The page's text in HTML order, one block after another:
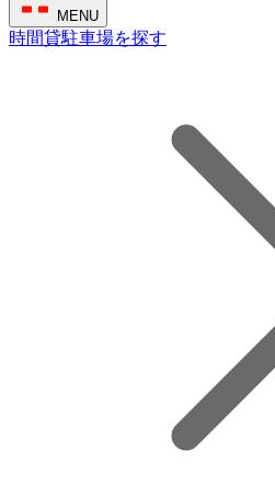
MENU
時間貸駐車場を探す